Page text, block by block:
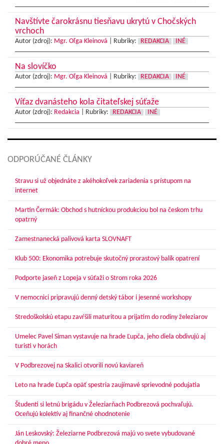
Navštívte čarokrásnu tiesňavu ukrytú v Chočských
vrchoch
Autor (zdroj): Mgr. Oľga Kleinová Rubriky: REDAKCIA INÉ
Na slovíčko
Autor (zdroj): Mgr. Oľga Kleinová Rubriky: REDAKCIA INÉ
Víťaz dvanásteho kola čitateľskej súťaže
Autor (zdroj): Redakcia Rubriky: REDAKCIA INÉ
ODPORÚČANÉ ČLÁNKY
Stravu si už objednáte z akéhokoľvek zariadenia s prístupom na
internet
Martin Čermák: Obchod s hutníckou produkciou bol na českom trhu
opatrný
Zamestnanecká palivová karta SLOVNAFT
Klub 500: Ekonomika potrebuje skutočný prorastový balík opatrení
Podporte jaseň z Lopeja v súťaži o Strom roka 2026
V nemocnici pripravujú denný detský tábor i jesenné workshopy
Stredoškolskú etapu zavŕšili maturitou a prijatím do rodiny železiarov
Umelec Pavel Siman vystavuje na hrade Ľupča, jeho diela obdivujú aj
turisti v horách
V Podbrezovej na Skalici otvorili novú kaviareň
Leto na hrade Ľupča opäť spestria zaujímavé sprievodné podujatia
Študenti si letnú brigádu v Železiarňach Podbrezová pochvaľujú.
Oceňujú kolektív aj finančné ohodnotenie
Ján Leskovský: Železiarne Podbrezová majú vo svete vybudované